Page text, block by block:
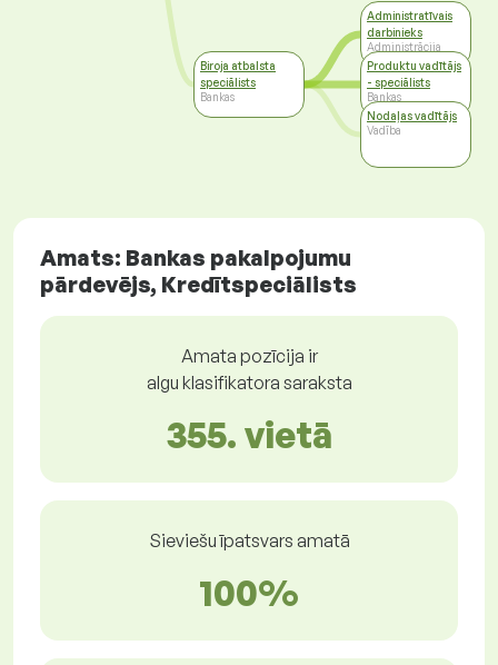
Biroja atbalsta
speciālists
Bankas
Administratīvais
darbinieks
Administrācija
Produktu vadītājs
- speciālists
Bankas
Nodaļas vadītājs
Vadība
Amats: Bankas pakalpojumu
pārdevējs, Kredītspeciālists
Amata pozīcija ir
algu klasifikatora saraksta
355. vietā
Sieviešu īpatsvars amatā
100%